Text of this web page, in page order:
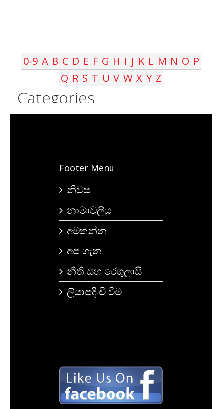
0-9 A B C D E F G H I J K L M N O P
Q R S T U V W X Y Z
Categories
Footer Menu
නිවස
නාමාවලිය
අමතන්න
අප ගැන
නීති සහ රෙගුලාසි
ලියාපදිංචි වීම